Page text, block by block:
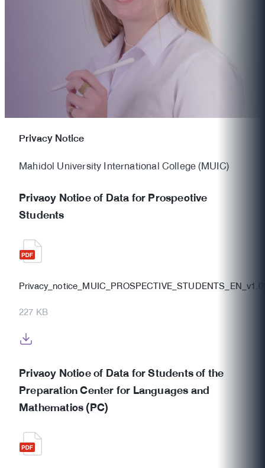
Privacy Notice
Mahidol University International College (MUIC)
Privacy Notice of Data for Prospective
Students
227 KB
Privacy Notice of Data for Students of the
Preparation Center for Languages and
Mathematics (PC)